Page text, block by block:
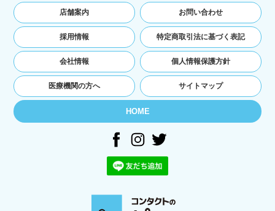
名や住所などの連絡先情報を利用する目的
ユーザーの本人確認を行うために，氏名，生年
月日，住所，電話番号，銀行口座番号，クレジ
ットカード番号，運転免許証番号，配達証明付
き郵便の到達結果などの情報を利用する目的
ユーザーに代金を請求するために，購入された
商品名や数量，利用されたサービスの種類や期
間，回数，請求金額，氏名，住所，銀行口座番
号やクレジットカード番号などの支払に関する
情報などを利用する目的
ユーザーが簡便にデータを入力できるようにす
るために，当社に登録されている情報を入力画
面に表示させたり，ユーザーのご指示に基づい
て他のサービスなど（提携先が提供するものも
代金の支払を遅滞したり第三者に損害を発生さ
HOME
店舗案内
採用情報
会社情報
医療機関の方へ
お問い合わせ
特定商取引法に基づく表記
個人情報保護方針
サイトマップ